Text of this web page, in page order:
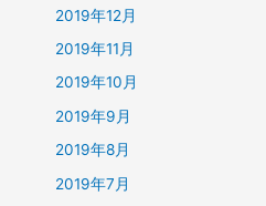
2019年12月
2019年11月
2019年10月
2019年9月
2019年8月
2019年7月